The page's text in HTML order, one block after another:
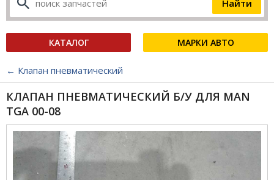
КАТАЛОГ МАРКИ АВТО
← Клапан пневматический
КЛАПАН ПНЕВМАТИЧЕСКИЙ Б/У ДЛЯ MAN
TGA 00-08